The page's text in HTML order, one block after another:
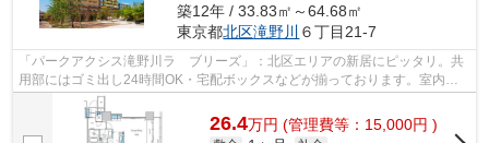
築12年 / 33.83㎡～64.68㎡
東京都北区滝野川 ６丁目21-7
「パークアクシス滝野川ラ ブリーズ」：北区エリアの新居にピッタリ。共
用部にはゴミ出し24時間OK・宅配ボックスなどが揃っております。室内設
備は洗面所独立・浴室乾燥機など充実し...
26.4万円 (管理費等：15,000円 )